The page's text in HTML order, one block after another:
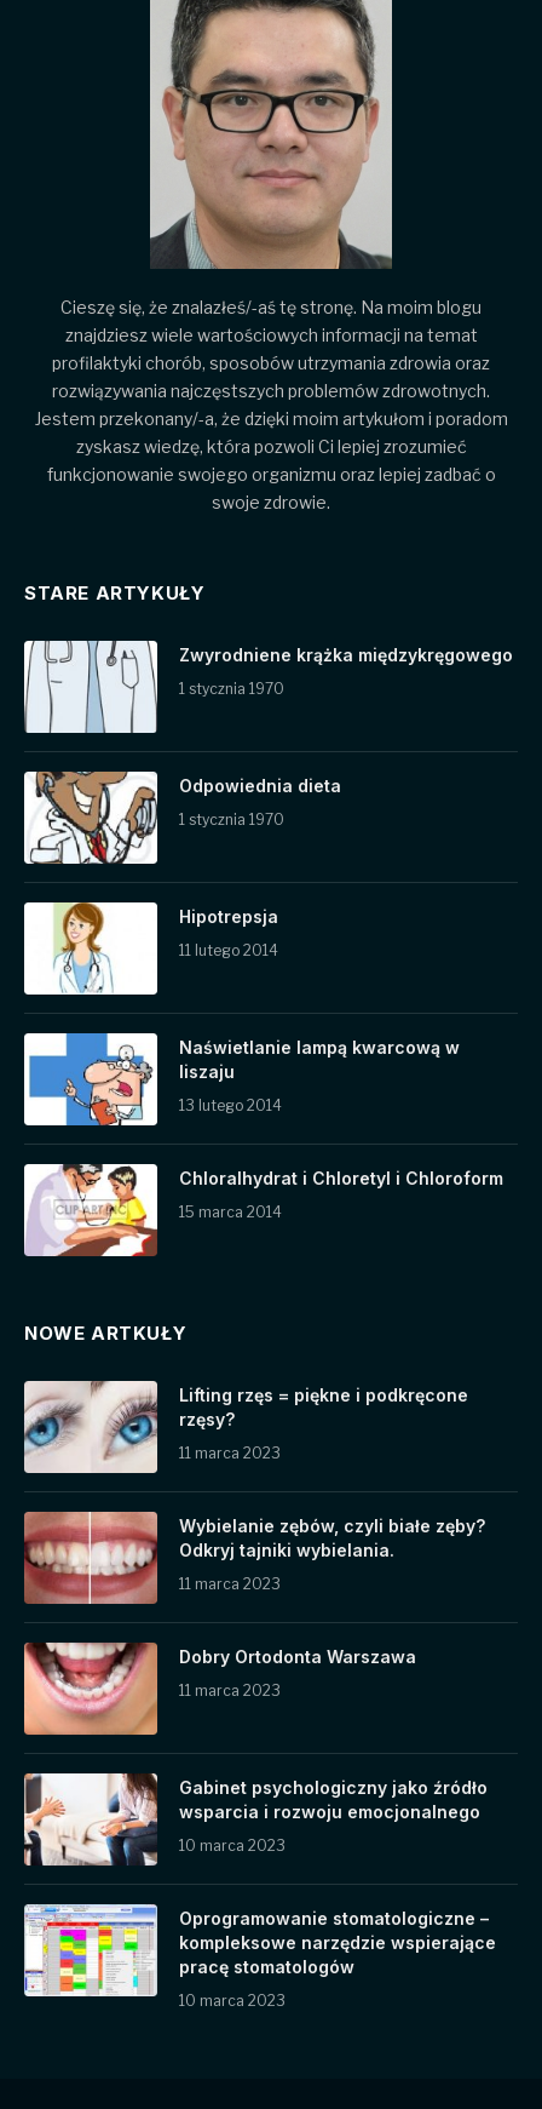
Cieszę się, że znalazłeś/-aś tę stronę. Na moim blogu
znajdziesz wiele wartościowych informacji na temat
profilaktyki chorób, sposobów utrzymania zdrowia oraz
rozwiązywania najczęstszych problemów zdrowotnych.
Jestem przekonany/-a, że dzięki moim artykułom i poradom
zyskasz wiedzę, która pozwoli Ci lepiej zrozumieć
funkcjonowanie swojego organizmu oraz lepiej zadbać o
swoje zdrowie.
STARE ARTYKUŁY
Zwyrodniene krążka międzykręgowego
1 stycznia 1970
Odpowiednia dieta
1 stycznia 1970
Hipotrepsja
11 lutego 2014
Naświetlanie lampą kwarcową w
liszaju
13 lutego 2014
Chloralhydrat i Chloretyl i Chloroform
15 marca 2014
NOWE ARTKUŁY
Lifting rzęs = piękne i podkręcone
rzęsy?
11 marca 2023
Wybielanie zębów, czyli białe zęby?
Odkryj tajniki wybielania.
11 marca 2023
Dobry Ortodonta Warszawa
11 marca 2023
Gabinet psychologiczny jako źródło
wsparcia i rozwoju emocjonalnego
10 marca 2023
Oprogramowanie stomatologiczne –
kompleksowe narzędzie wspierające
pracę stomatologów
10 marca 2023